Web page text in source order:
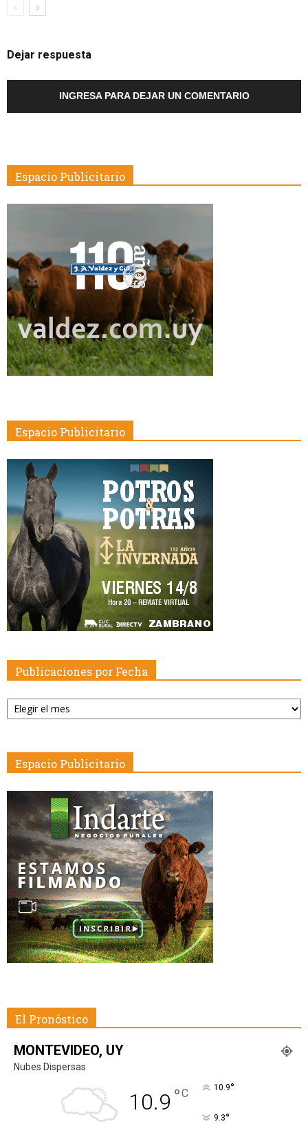
Dejar respuesta
INGRESA PARA DEJAR UN COMENTARIO
Espacio Publicitario
Espacio Publicitario
Publicaciones por Fecha
Publicaciones
por
Espacio Publicitario
El Pronóstico
MONTEVIDEO, UY
Nubes Dispersas
10.9 °C 10.9°
9.3°